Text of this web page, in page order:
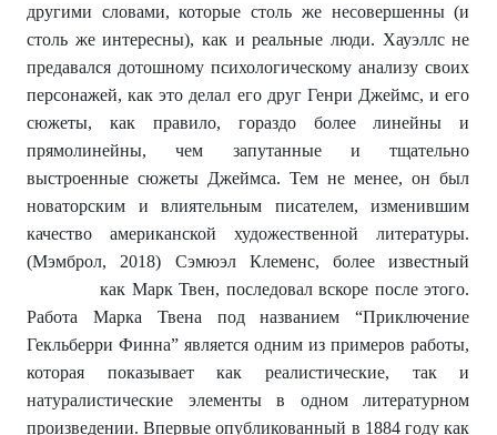
другими словами, которые столь же несовершенны (и
столь же интересны), как и реальные люди. Хауэллс не
предавался дотошному психологическому анализу своих
персонажей, как это делал его друг Генри Джеймс, и его
сюжеты, как правило, гораздо более линейны и
прямолинейны, чем запутанные и тщательно
выстроенные сюжеты Джеймса. Тем не менее, он был
новаторским и влиятельным писателем, изменившим
качество американской художественной литературы.
(Mэмброл, 2018) Сэмюэл Клеменс, более известный
как Марк Твен, последовал вскоре после этого.
Работа Марка Твена под названием “Приключение
Гекльберри Финна” является одним из примеров работы,
которая показывает как реалистические, так и
натуралистические элементы в одном литературном
произведении. Впервые опубликованный в 1884 году как